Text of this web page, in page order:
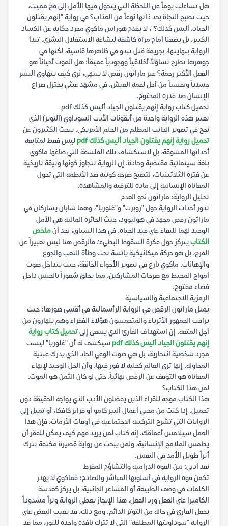
هل تساءلت يوماً عن اللحظة التي يتحول فيها الأمل إلى فخ مميت،
حيث تصبح النجاة بحد ذاتها نوعاً من العذاب؟ في رواية "إنهم يقتلون
الجياد، أليس كذلك؟"، لا يقدم هوراس ماكوي مجرد حكاية عن الكساد
الكبير، بل يضعنا أمام مرآة كاشفة لبشاعة الاستغلال البشري. تبدأ
الرواية بنهايتها، بجريمة قتل تبدو في ظاهرها قاسية، لكنها في
جوهرها تطرح تساؤلاً أخلاقياً ووجودياً عميقاً: هل الموت أحياناً هو
الفعل الأكثر رحمة؟ عبر ماراثون رقص لا ينتهي، نرى كيف يتهاوى البشر
جسدياً ونفسياً من أجل لقمة العيش، في مشهد عبثي يختزل صراع
الإنسان ضد قدره المحتوم.
تحميل كتاب رواية إنهم يقتلون الجياد أليس كذلك pdf
تعتبر هذه الرواية واحدة من أيقونات الأدب السوداوي (النوير) الذي
نجح في تصوير الجانب المظلم من الحلم الأمريكي. يبحث الكثيرون عن
تحميل رواية إنهم يقتلون الجياد أليس كذلك pdf
ليس فقط لمتابعة
أحداثها المشوقة، بل لاستكشاف تلك الفلسفة التي صاغها ماكوي
بلغة سينمائية مقتضبة وحادة. إن الرواية تتجاوز كونها وثيقة تاريخية
عن فترة الثلاثينيات، لتصبح صرخة كونية ضد الأنظمة التي تحول
المعاناة الإنسانية إلى مادة للترفيه والمشاهدة.
تحليل الرواية: ماراثون نحو العدم
تدور أحداث الرواية حول "روبرت" و"غلوريا"، وهما شابان يشاركان في
ماراثون رقص مجهد في هوليوود، حيث الجائزة المالية هي الأمل
الوحيد لهما للبقاء على قيد الحياة. في هذا السياق، نجد أنملخص
الكتابيتركز حول فكرة السقوط البطيء؛ فالرقص هنا ليس تعبيراً عن
الفرح، بل هو حركة ميكانيكية يائسة تحت وطأة التعب والجوع
والإهانات. ماكوي بارع في تصوير الأجواء الخانقة، حيث يتداخل صوت
أمواج المحيط مع صرخات المشاركين، مما يخلق شعوراً بالحبس داخل
فضاء مفتوح.
الرمزية الاجتماعية والسياسية
يمثل ماراثون الرقص في الرواية الرأسمالية في أقسى صورها؛ حيث
يراقب الجمهور الأثرياء والمتحمسون هؤلاء الفقراء وهم ينهارون من
أجل المتعة. إن استهداف القارئ الذي يسعى إلىتحميل كتاب رواية
إنهم يقتلون الجياد أليس كذلك pdf
سيكشف له أن "غلوريا" ليست
مجرد شخصية انتحارية، بل هي صوت الوعي الحاد الذي يدرك عبثية
المحاولة. إنها ترى العالم كحلبة لا فوز فيها، وأن الحل الوحيد لإنهاء
المعاناة هو التوقف عن الرقص نهائياً، حتى لو كان الثمن هو الموت.
لمن هذا الكتاب؟
هذا الكتاب موجه للقراء الذين يفضلون الأدب الذي يواجه الحقيقة دون
تجميل. إذا كنت من محبي أعمال ألبير كامو أو فرانز كافكا، أو تميل إلى
الروايات التي تشرح التركيبة الاجتماعية في أوقات الأزمات، فإن هذا
العمل سيلامس أعماقك. إنه كتاب لمن يريد فهم كيف يمكن للفقر أن
يطمس الملامح الإنسانية، ولمن يبحث عن رواية قصيرة مكثفة تترك
أثراً طويل الأمد في النفس.
نقد أدبي: بين القوة الدرامية والتشاؤم المفرط
تكمن قوة الرواية في أسلوبها المباشر والصادم؛ فماكوي لا يهدر
الكلمات في وصف الطبيعة أو المشاعر الجانبية، بل يركز كعدسة
الكاميرا على الفعل ورد الفعل. هذا الإيجاز يعطي الرواية وتراً مشدوداً
يجعل القارئ في حالة من التوتر الدائم. ومع ذلك، قد يعيب البعض على
الرواية "سوداويتها المطلقة" التي لا تترك نافذة واحدة للنور، مما قد